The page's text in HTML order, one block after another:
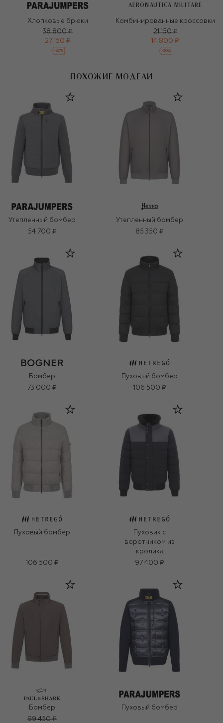
Хлопковые брюки
38 800 ₽
27 150 ₽
-30%
AERONAUTICA MILITARE
Комбинированные кроссовки
21 150 ₽
14 800 ₽
-30%
ПОХОЖИЕ МОДЕЛИ
Утепленный бомбер
54 700 ₽
Утепленный бомбер
85 350 ₽
Бомбер
73 000 ₽
Пуховый бомбер
106 500 ₽
Пуховый бомбер
106 500 ₽
Пуховик с
воротником из
кролика
97 400 ₽
Бомбер
99 450 ₽
Пуховый бомбер